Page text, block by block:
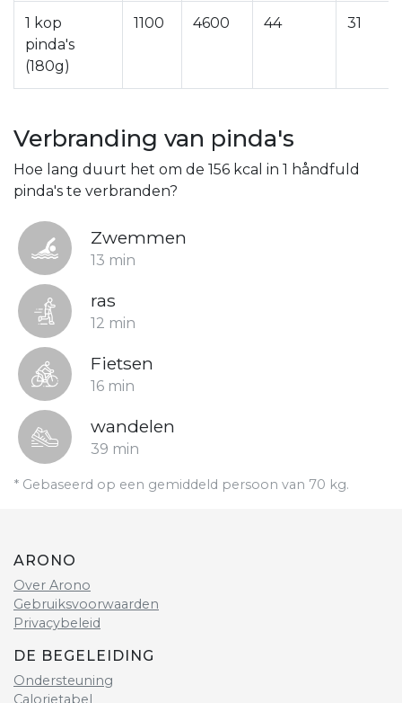
1 kop
pinda's
(180g)
1100 4600 44 31
Verbranding van pinda's
Hoe lang duurt het om de 156 kcal in 1 håndfuld
pinda's te verbranden?
Zwemmen
13 min
ras
12 min
Fietsen
16 min
wandelen
39 min
* Gebaseerd op een gemiddeld persoon van 70 kg.
ARONO
Over Arono
Gebruiksvoorwaarden
Privacybeleid
DE BEGELEIDING
Ondersteuning
Calorietabel